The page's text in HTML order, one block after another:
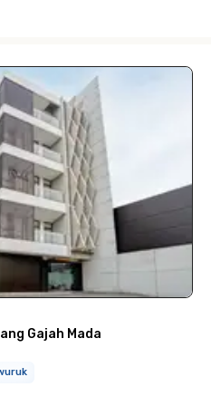
Gajah Mada